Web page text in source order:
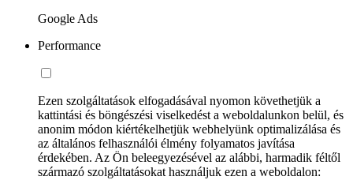
Google Ads
Performance
Ezen szolgáltatások elfogadásával nyomon követhetjük a
kattintási és böngészési viselkedést a weboldalunkon belül, és
anonim módon kiértékelhetjük webhelyünk optimalizálása és
az általános felhasználói élmény folyamatos javítása
érdekében. Az Ön beleegyezésével az alábbi, harmadik féltől
származó szolgáltatásokat használjuk ezen a weboldalon: